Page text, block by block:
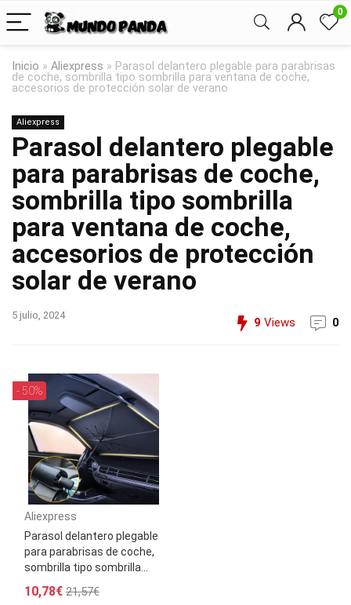
0
Inicio » Aliexpress » Parasol delantero plegable para parabrisas
de coche, sombrilla tipo sombrilla para ventana de coche,
accesorios de protección solar de verano
Aliexpress
Parasol delantero plegable
para parabrisas de coche,
sombrilla tipo sombrilla
para ventana de coche,
accesorios de protección
solar de verano
5 julio, 2024
9 Views 0
- 50%
Aliexpress
Parasol delantero plegable
para parabrisas de coche,
sombrilla tipo sombrilla...
10,78€ 21,57€